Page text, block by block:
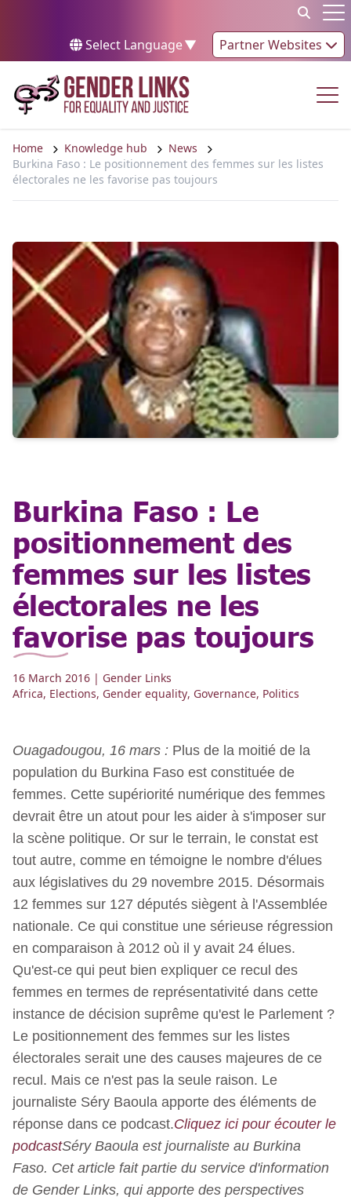
Select Language▼ Partner Websites
Home Knowledge hub
News
Burkina Faso : Le positionnement des femmes sur les listes
électorales ne les favorise pas toujours
Burkina Faso : Le
positionnement des
femmes sur les listes
électorales ne les
favorise pas toujours
16 March 2016 | Gender Links
Africa, Elections, Gender equality, Governance, Politics
Ouagadougou, 16 mars : Plus de la moitié de la
population du Burkina Faso est constituée de
femmes. Cette supériorité numérique des femmes
devrait être un atout pour les aider à s'imposer sur
la scène politique. Or sur le terrain, le constat est
tout autre, comme en témoigne le nombre d'élues
aux législatives du 29 novembre 2015. Désormais
12 femmes sur 127 députés siègent à l'Assemblée
nationale. Ce qui constitue une sérieuse régression
en comparaison à 2012 où il y avait 24 élues.
Qu'est-ce qui peut bien expliquer ce recul des
femmes en termes de représentativité dans cette
instance de décision suprême qu'est le Parlement ?
Le positionnement des femmes sur les listes
électorales serait une des causes majeures de ce
recul. Mais ce n'est pas la seule raison. Le
journaliste Séry Baoula apporte des éléments de
réponse dans ce podcast.Cliquez ici pour écouter le
podcastSéry Baoula est journaliste au Burkina
Faso. Cet article fait partie du service d'information
de Gender Links, qui apporte des perspectives